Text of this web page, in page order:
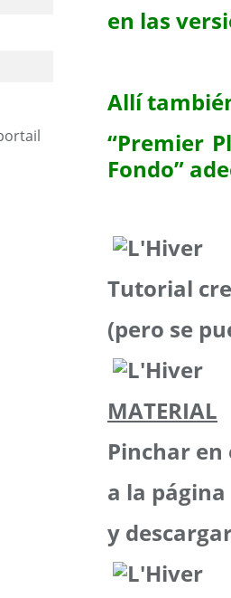
en las
Allí
“Premier
Fondo”
Tutorial
(pero se
MATERIAL
Pinchar
a la
y